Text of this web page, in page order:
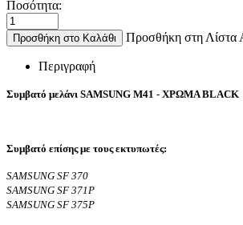
Ποσότητα:
Προσθήκη στο Καλάθι Προσθήκη στη Λίστα
Περιγραφή
Συμβατό μελάνι SAMSUNG M41 - ΧΡΩΜΑ BLACK
Συμβατό επίσης με τους εκτυπωτές:
SAMSUNG SF 370
SAMSUNG SF 371P
SAMSUNG SF 375P